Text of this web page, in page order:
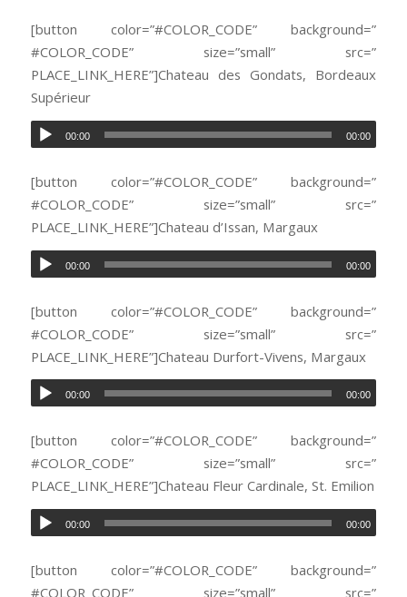
[button color=”#COLOR_CODE” background=”
#COLOR_CODE” size=”small” src=”
PLACE_LINK_HERE”]Chateau des Gondats, Bordeaux
Supérieur
00:00 00:00
[button color=”#COLOR_CODE” background=”
#COLOR_CODE” size=”small” src=”
PLACE_LINK_HERE”]Chateau d’Issan, Margaux
00:00 00:00
[button color=”#COLOR_CODE” background=”
#COLOR_CODE” size=”small” src=”
PLACE_LINK_HERE”]Chateau Durfort-Vivens, Margaux
00:00 00:00
[button color=”#COLOR_CODE” background=”
#COLOR_CODE” size=”small” src=”
PLACE_LINK_HERE”]Chateau Fleur Cardinale, St. Emilion
00:00 00:00
[button color=”#COLOR_CODE” background=”
#COLOR_CODE” size=”small” src=”